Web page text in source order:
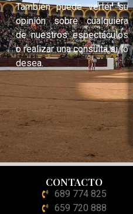
También puede verter su
opinión sobre cualquiera
de nuestros espectáculos
o realizar una consulta si lo
desea.
CONTACTO
689 774 825
659 720 888